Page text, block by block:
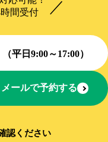
間受付
（平日9:00～17:00）
メールで予約する
認ください